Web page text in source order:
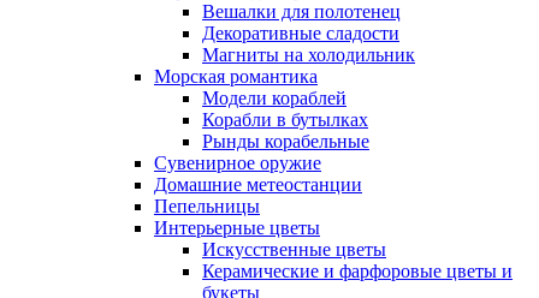
Вешалки для полотенец
Декоративные сладости
Магниты на холодильник
Морская романтика
Модели кораблей
Корабли в бутылках
Рынды корабельные
Сувенирное оружие
Домашние метеостанции
Пепельницы
Интерьерные цветы
Искусственные цветы
Керамические и фарфоровые цветы и
букеты